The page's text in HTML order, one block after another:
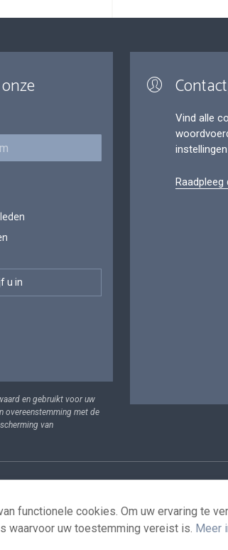
en gebruikt voor uw
overeenstemming met de
van
Vind alle
functionele cookies. Om uw ervaring te
waarvoor uw toestemming vereist is. Meer